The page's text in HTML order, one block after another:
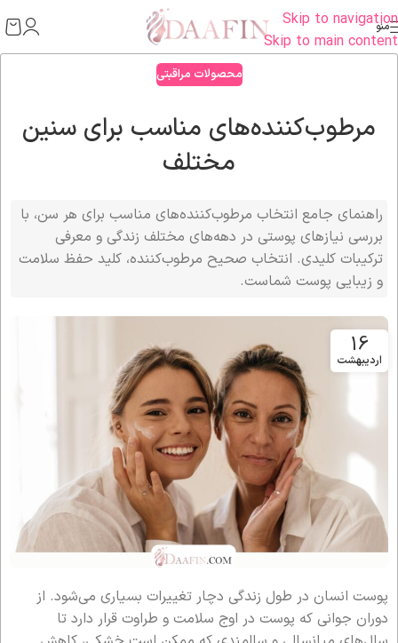
Skip to navigation
Skip to main content
منو
محصولات مراقبتی
مرطوب‌کننده‌های مناسب برای سنین
مختلف
راهنمای جامع انتخاب مرطوب‌کننده‌های مناسب برای هر سن، با
بررسی نیازهای پوستی در دهه‌های مختلف زندگی و معرفی
ترکیبات کلیدی. انتخاب صحیح مرطوب‌کننده، کلید حفظ سلامت
و زیبایی پوست شماست.
16
اردیبهشت
پوست انسان در طول زندگی دچار تغییرات بسیاری می‌شود. از
دوران جوانی که پوست در اوج سلامت و طراوت قرار دارد تا